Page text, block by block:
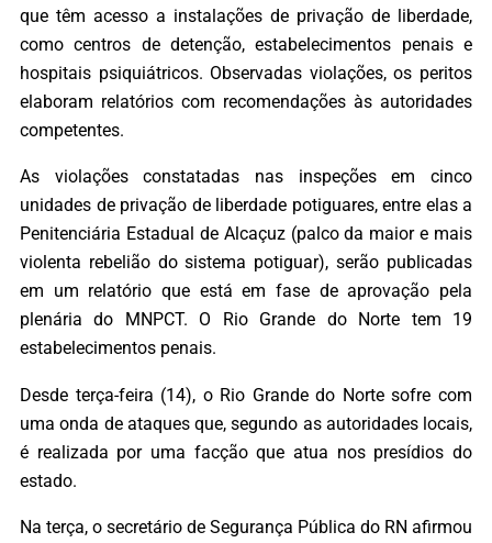
que têm acesso a instalações de privação de liberdade,
como centros de detenção, estabelecimentos penais e
hospitais psiquiátricos. Observadas violações, os peritos
elaboram relatórios com recomendações às autoridades
competentes.
As violações constatadas nas inspeções em cinco
unidades de privação de liberdade potiguares, entre elas a
Penitenciária Estadual de Alcaçuz (palco da maior e mais
violenta rebelião do sistema potiguar), serão publicadas
em um relatório que está em fase de aprovação pela
plenária do MNPCT. O Rio Grande do Norte tem 19
estabelecimentos penais.
Desde terça-feira (14), o Rio Grande do Norte sofre com
uma onda de ataques que, segundo as autoridades locais,
é realizada por uma facção que atua nos presídios do
estado.
Na terça, o secretário de Segurança Pública do RN afirmou